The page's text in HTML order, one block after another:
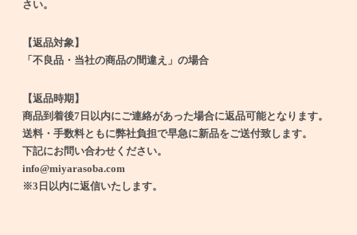
さい。
【返品対象】
「不良品・当社の商品の間違え」の場合
【返品時期】
商品到着後7日以内にご連絡があった場合に返品可能となります。
送料・手数料ともに弊社負担で早急に新品をご送付致します。
下記にお問い合わせください。
info@miyarasoba.com
※3日以内に返信いたします。